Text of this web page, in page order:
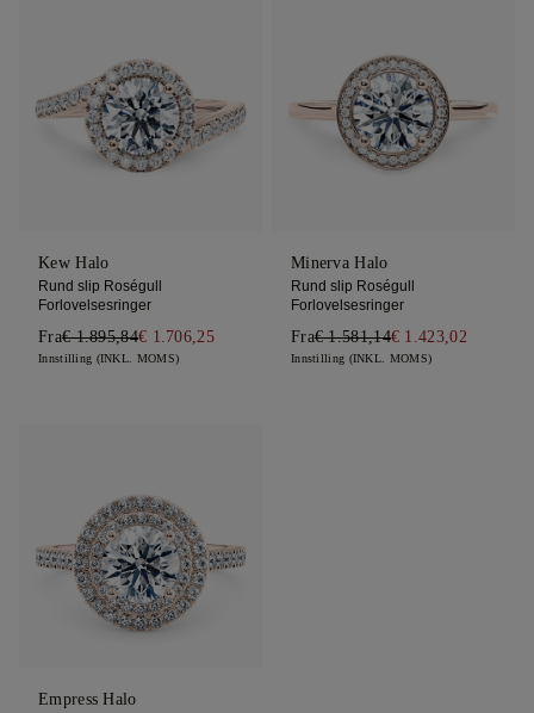
Kew Halo
Rund slip Roségull
Forlovelsesringer
Fra€ 1.895,84€ 1.706,25
Innstilling (INKL. MOMS)
Minerva Halo
Rund slip Roségull
Forlovelsesringer
Fra€ 1.581,14€ 1.423,02
Innstilling (INKL. MOMS)
Empress Halo